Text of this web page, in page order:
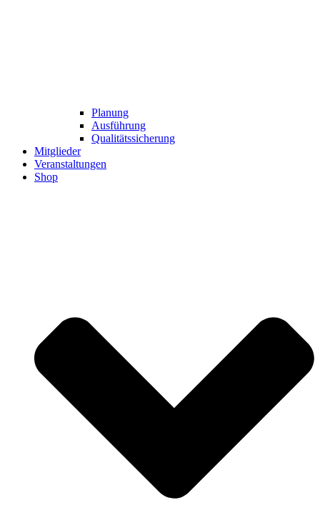
Planung
Ausführung
Qualitätssicherung
Mitglieder
Veranstaltungen
Shop